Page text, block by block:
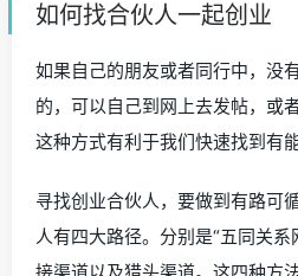
如何找合伙人一起创业
如果自己的朋友或者同行中，没
的，可以自己到网上去发帖，或
这种方式有利于我们快速找到有
寻找创业合伙人，要做到有路可
人有四大路径。分别是“五同关